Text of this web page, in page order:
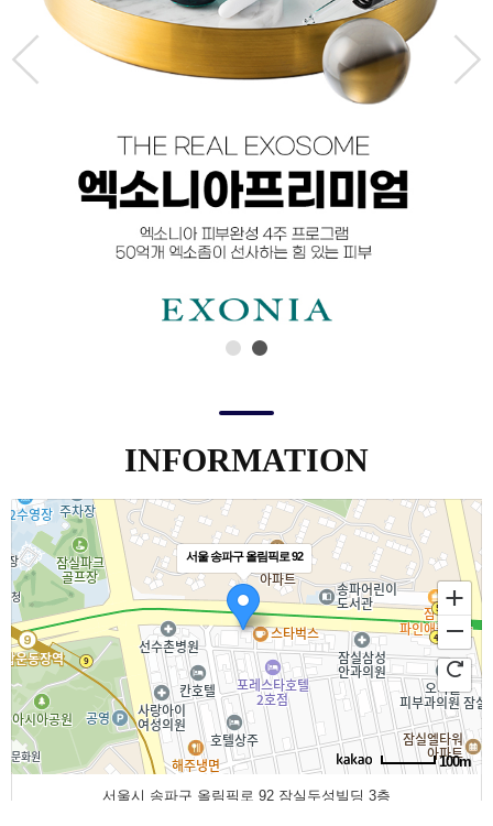
INFORMATION
서울 송파구 올림픽로 92
100m
서울시 송파구 올림픽로 92 잠실두성빌딩 3층